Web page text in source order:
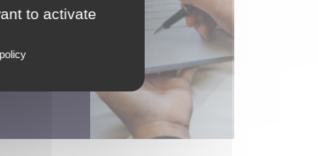
to activate